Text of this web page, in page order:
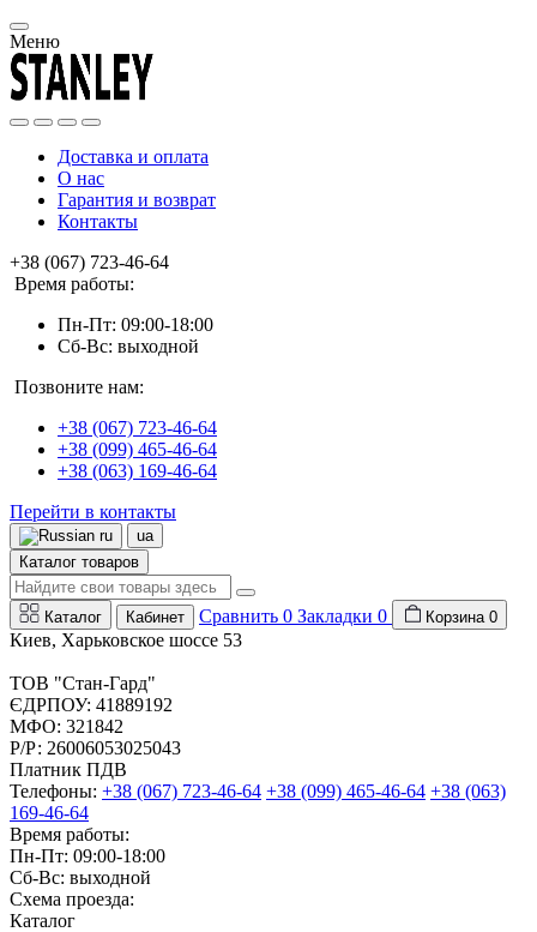
Меню
Доставка и оплата
О нас
Гарантия и возврат
Контакты
+38 (067) 723-46-64
Время работы:
Пн-Пт: 09:00-18:00
Сб-Вс: выходной
Позвоните нам:
+38 (067) 723-46-64
+38 (099) 465-46-64
+38 (063) 169-46-64
Перейти в контакты
ru
ua
Каталог товаров
Каталог Кабинет Сравнить 0 Закладки 0 Корзина 0
Киев, Харьковское шоссе 53
ТОВ "Стан-Гард"
ЄДРПОУ: 41889192
МФО: 321842
Р/Р: 26006053025043
Платник ПДВ
Телефоны: +38 (067) 723-46-64 +38 (099) 465-46-64 +38 (063)
169-46-64
Время работы:
Пн-Пт: 09:00-18:00
Сб-Вс: выходной
Схема проезда:
Каталог